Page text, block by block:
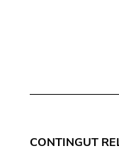
CONTINGUT